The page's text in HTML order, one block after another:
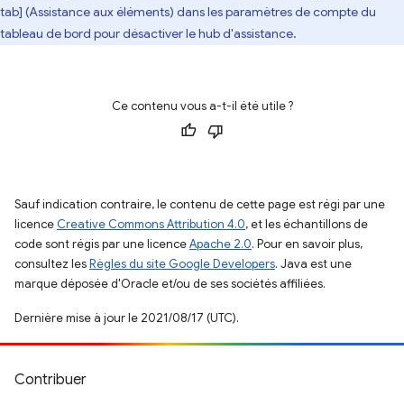
tab] (Assistance aux éléments) dans les paramètres de compte du
tableau de bord pour désactiver le hub d'assistance.
Ce contenu vous a-t-il été utile ?
Sauf indication contraire, le contenu de cette page est régi par une
licence Creative Commons Attribution 4.0, et les échantillons de
code sont régis par une licenceApache 2.0. Pour en savoir plus,
consultez lesRègles du site Google Developers. Java est une
marque déposée d'Oracle et/ou de ses sociétés affiliées.
Dernière mise à jour le 2021/08/17 (UTC).
Contribuer